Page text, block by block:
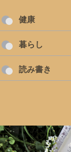
健康
暮らし
読み書き